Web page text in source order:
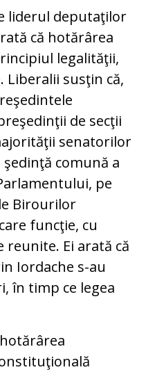
liderul deputaţilor
că hotărârea
legalităţii,
Liberalii susţin că,
de secţii
senatorilor
comună a
pe
Birourilor
funcţie, cu
reunite. Ei arată că
Iordache s-au
în timp ce legea